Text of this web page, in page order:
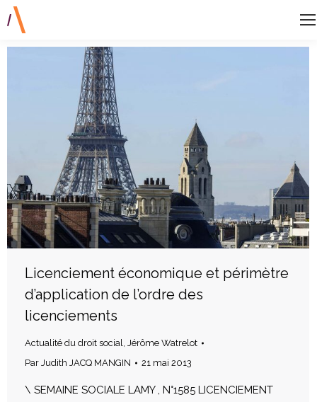
Licenciement économique et périmètre
d’application de l’ordre des
licenciements
Actualité du droit social
Jérôme Watrelot
Par Judith JACQ MANGIN 21 mai 2013
\ SEMAINE SOCIALE LAMY , N°1585 LICENCIEMENT